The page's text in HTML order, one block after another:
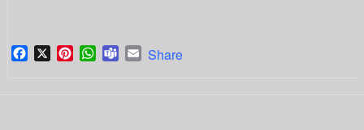
Facebook
X PinterestWhatsApp
TeamsEmail
Share